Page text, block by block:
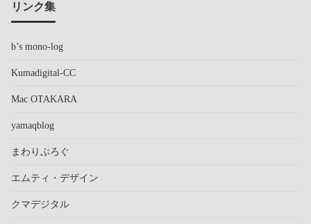
リンク集
b’s mono-log
Kumadigital-CC
Mac OTAKARA
yamaqblog
まわりぶろぐ
エムティ・デザイン
クマデジタル